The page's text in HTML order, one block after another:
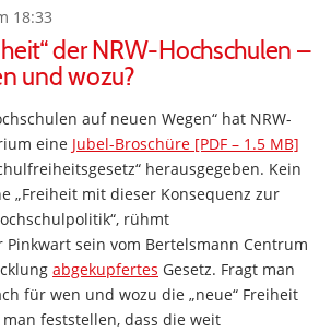
18:33
der NRW-Hochschulen –
und wozu?
auf neuen Wegen“ hat NRW-
eine Jubel-Broschüre [PDF – 1.5 MB]
herausgegeben. Kein
„Freiheit mit dieser Konsequenz zur
rühmt
sein vom Bertelsmann Centrum
abgekupfertes Gesetz. Fragt man
für wen und wozu die „neue“ Freiheit
feststellen, dass die weit